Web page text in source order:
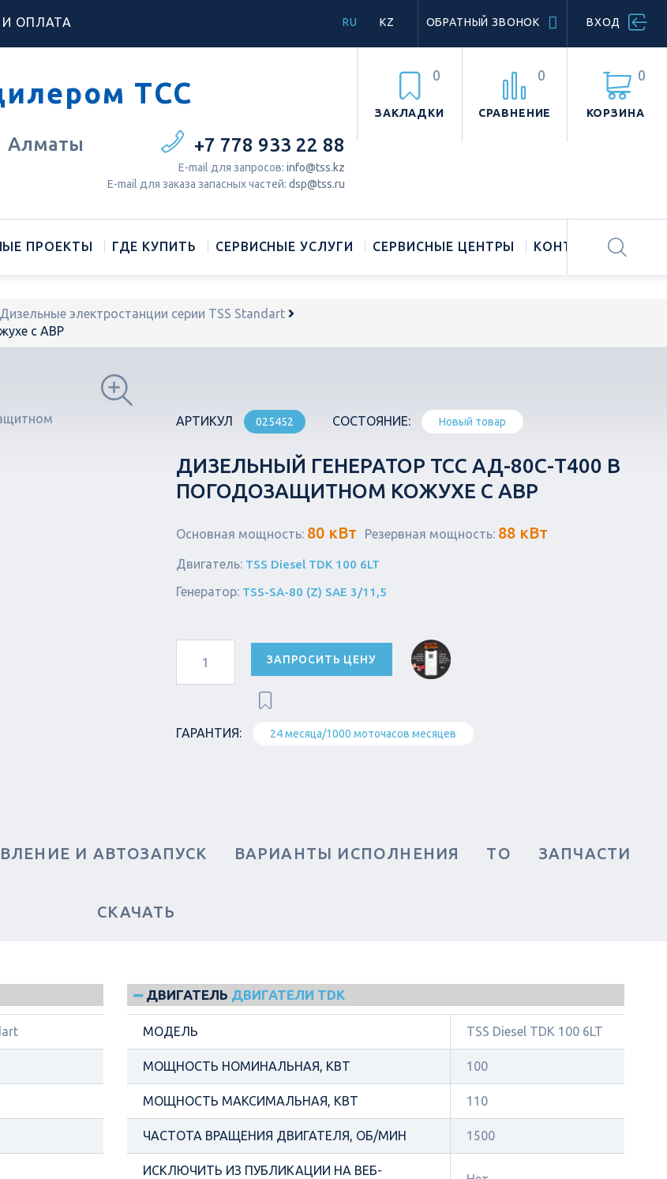
ОПЛАТА ВХОД
ОБРАТНЫЙ ЗВОНОК
RU KZ
ТСС
КОРЗИНА
0
ЗАКЛАДКИ
0
СРАВНЕНИЕ
0
+7 778 933 22 88
Е-mail для запросов: info@tss.kz
Е-mail для заказа запасных частей: dsp@tss.ru
Алматы
ПРОЕКТЫ ГДЕ КУПИТЬ СЕРВИСНЫЕ УСЛУГИ СЕРВИСНЫЕ ЦЕНТРЫ КОНТАКТЫ
Дизельные электростанции серии TSS Standart
с АВР
АРТИКУЛ 025452 СОСТОЯНИЕ: Новый товар
ДИЗЕЛЬНЫЙ ГЕНЕРАТОР ТСС АД-80С-Т400 В
ПОГОДОЗАЩИТНОМ КОЖУХЕ С АВР
Основная мощность: 80 кВт Резервная мощность: 88 кВт
Двигатель: TSS Diesel TDK 100 6LT
Генератор: TSS-SA-80 (Z) SAE 3/11,5
ЗАПРОСИТЬ ЦЕНУ
ГАРАНТИЯ: 24 месяца/1000 моточасов месяцев
И АВТОЗАПУСК ВАРИАНТЫ ИСПОЛНЕНИЯ ТО ЗАПЧАСТИ
СКАЧАТЬ
ДВИГАТЕЛЬ ДВИГАТЕЛИ TDK
МОДЕЛЬ TSS Diesel TDK 100 6LT
МОЩНОСТЬ НОМИНАЛЬНАЯ, КВТ 100
МОЩНОСТЬ МАКСИМАЛЬНАЯ, КВТ 110
ЧАСТОТА ВРАЩЕНИЯ ДВИГАТЕЛЯ, ОБ/МИН 1500
ИСКЛЮЧИТЬ ИЗ ПУБЛИКАЦИИ НА ВЕБ-